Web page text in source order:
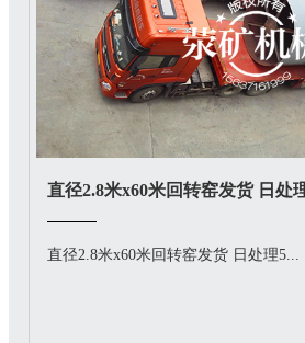
直径2.8米x60米回转窑发货 日处
直径2.8米x60米回转窑发货 日处理5...